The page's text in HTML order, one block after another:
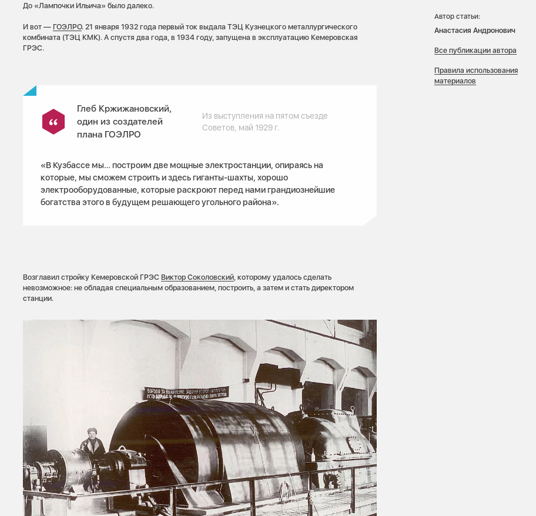
До «Лампочки Ильича» было далеко.
И вот — ГОЭЛРО. 21 января 1932 года первый ток выдала ТЭЦ Кузнецкого металлургического
комбината (ТЭЦ КМК). А спустя два года, в 1934 году, запущена в эксплуатацию Кемеровская
ГРЭС.
Глеб Кржижановский,
один из создателей
плана ГОЭЛРО
Из выступления на пятом съезде
Советов, май 1929 г.
«В Кузбассе мы… построим две мощные электростанции, опираясь на
которые, мы сможем строить и здесь гиганты-шахты, хорошо
электрооборудованные, которые раскроют перед нами грандиознейшие
богатства этого в будущем решающего угольного района».
Возглавил стройку Кемеровской ГРЭС Виктор Соколовский, которому удалось сделать
невозможное: не обладая специальным образованием, построить, а затем и стать директором
станции.
Автор статьи:
Анастасия Андронович
Все публикации автора
Правила использования
материалов